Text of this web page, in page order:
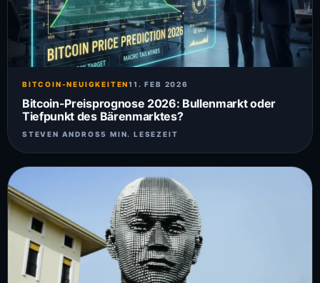
BITCOIN-NEUIGKEITEN11. FEB 2026
Bitcoin-Preisprognose 2026: Bullenmarkt oder
Tiefpunkt des Bärenmarktes?
STEVEN ANDROS5 MIN. LESEZEIT